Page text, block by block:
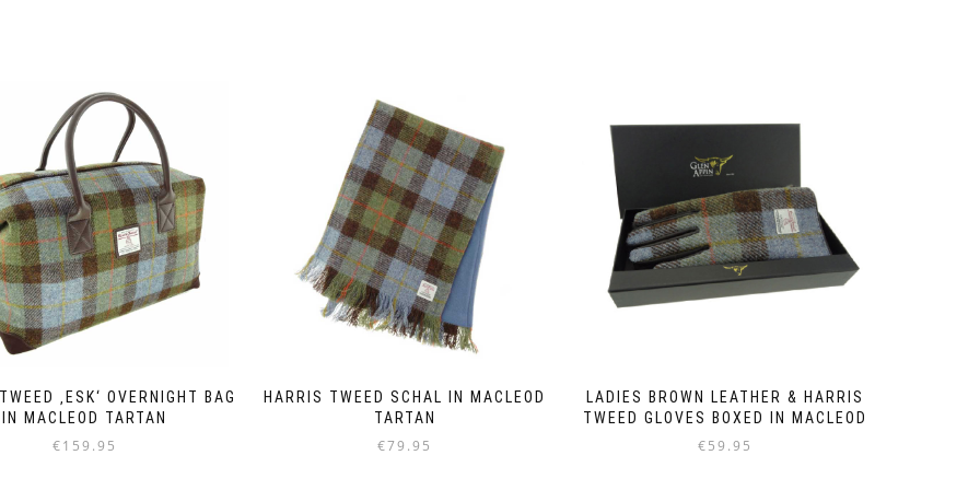
‚ESK‘ OVERNIGHT BAG
IN MACLEOD TARTAN
€159.95
HARRIS TWEED SCHAL IN MACLEOD
TARTAN
€79.95
LADIES BROWN LEATHER & HARRIS
TWEED GLOVES BOXED IN MACLEOD
€59.95